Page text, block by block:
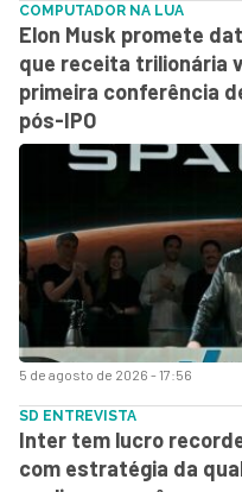
5 de agosto de 2026 - 17:56
COMPUTADOR NA LUA
Elon Musk promete
que receita trilionária
primeira conferência
pós-IPO
SD ENTREVISTA
Inter tem lucro
com estratégia da